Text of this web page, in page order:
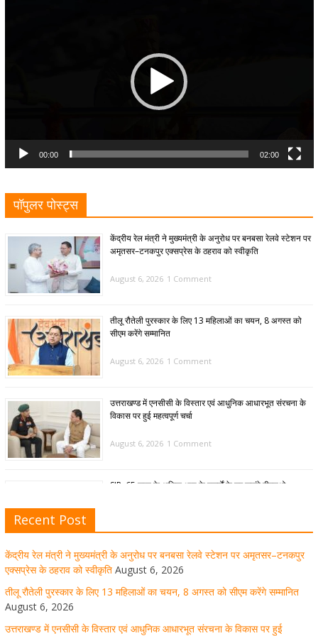
00:00 02:00
पॉपुलर पोस्ट्स
केंद्रीय रेल मंत्री ने मुख्यमंत्री के अनुरोध पर बनबसा रेलवे स्टेशन पर
अमृतसर–टनकपुर एक्सप्रेस के ठहराव को स्वीकृति
August 6, 2026 1 Comment
तीलू रौतेली पुरस्कार के लिए 13 महिलाओं का चयन, 8 अगस्त को
सीएम करेंगे सम्मानित
August 6, 2026 1 Comment
उत्तराखण्ड में एनसीसी के विस्तार एवं आधुनिक आधारभूत संरचना के
विकास पर हुई महत्वपूर्ण चर्चा
August 6, 2026 1 Comment
SIR: 65 साल के अधिक आयु के बुजुर्गों के घर जाएंगे बीएलओ
मुख्यमंत्री पुष्कर सिंह धामी ने हरकी पैड़ी से लेकर कांवड़ यात्रा मार्ग
पर हेलीकॉप्टर से शिवभक्तों पर पुष्पवर्षा कर उनका स्वागत किया गया
Recent Post
केंद्रीय रेल मंत्री ने मुख्यमंत्री के अनुरोध पर बनबसा रेलवे स्टेशन पर अमृतसर–टनकपुर
एक्सप्रेस के ठहराव को स्वीकृति August 6, 2026
तीलू रौतेली पुरस्कार के लिए 13 महिलाओं का चयन, 8 अगस्त को सीएम करेंगे सम्मानित
August 6, 2026
उत्तराखण्ड में एनसीसी के विस्तार एवं आधुनिक आधारभूत संरचना के विकास पर हुई